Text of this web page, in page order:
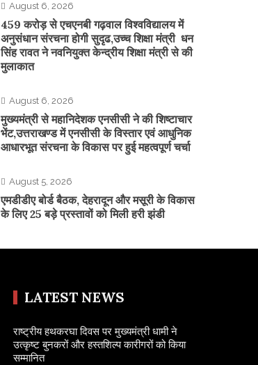
August 6, 2026
459 करोड़ से एचएनबी गढ़वाल विश्वविद्यालय में
अनुसंधान संरचना होगी सुदृढ,उच्च शिक्षा मंत्री धन
सिंह रावत ने नवनियुक्त केन्द्रीय शिक्षा मंत्री से की
मुलाकात
August 6, 2026
मुख्यमंत्री से महानिदेशक एनसीसी ने की शिष्टाचार
भेंट,उत्तराखण्ड में एनसीसी के विस्तार एवं आधुनिक
आधारभूत संरचना के विकास पर हुई महत्वपूर्ण चर्चा
August 5, 2026
एमडीडीए बोर्ड बैठक, देहरादून और मसूरी के विकास
के लिए 25 बड़े प्रस्तावों को मिली हरी झंडी
LATEST NEWS
राष्ट्रीय हथकरघा दिवस पर मुख्यमंत्री धामी ने
उत्कृष्ट बुनकरों और हस्तशिल्प कारीगरों को किया
सम्मानित